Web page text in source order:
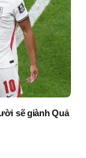
sẽ giành Quả